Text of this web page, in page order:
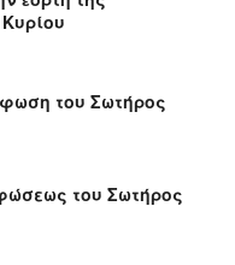
του Σωτήρος
του Σωτήρος